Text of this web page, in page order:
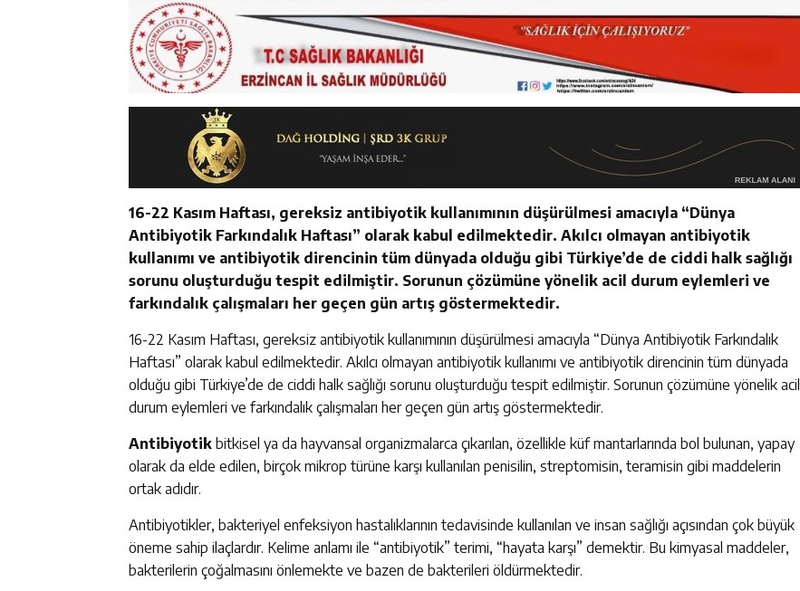
16-22 Kasım Haftası, gereksiz antibiyotik kullanımının düşürülmesi amacıyla “Dünya
Antibiyotik Farkındalık Haftası” olarak kabul edilmektedir. Akılcı olmayan antibiyotik
kullanımı ve antibiyotik direncinin tüm dünyada olduğu gibi Türkiye’de de ciddi halk sağlığı
sorunu oluşturduğu tespit edilmiştir. Sorunun çözümüne yönelik acil durum eylemleri ve
farkındalık çalışmaları her geçen gün artış göstermektedir.
16-22 Kasım Haftası, gereksiz antibiyotik kullanımının düşürülmesi amacıyla “Dünya Antibiyotik Farkındalık
Haftası” olarak kabul edilmektedir. Akılcı olmayan antibiyotik kullanımı ve antibiyotik direncinin tüm dünyada
olduğu gibi Türkiye’de de ciddi halk sağlığı sorunu oluşturduğu tespit edilmiştir. Sorunun çözümüne yönelik acil
durum eylemleri ve farkındalık çalışmaları her geçen gün artış göstermektedir.
Antibiyotik bitkisel ya da hayvansal organizmalarca çıkarılan, özellikle küf mantarlarında bol bulunan, yapay
olarak da elde edilen, birçok mikrop türüne karşı kullanılan penisilin, streptomisin, teramisin gibi maddelerin
ortak adıdır.
Antibiyotikler, bakteriyel enfeksiyon hastalıklarının tedavisinde kullanılan ve insan sağlığı açısından çok büyük
öneme sahip ilaçlardır. Kelime anlamı ile “antibiyotik” terimi, “hayata karşı” demektir. Bu kimyasal maddeler,
bakterilerin çoğalmasını önlemekte ve bazen de bakterileri öldürmektedir.